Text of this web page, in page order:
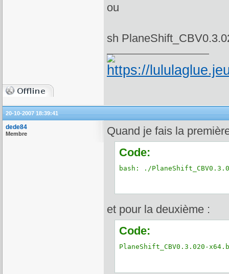
ou
sh
20-10-2007 18:39:41
dede84
Membre
Quand je fais la
Code:
bash: ./
et pour la deuxième :
Code:
PlaneShift_CBV0.3.020-